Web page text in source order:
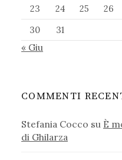
23
24 25 26
30
31
« Giu
COMMENTI
Stefania Cocco su È
di Ghilarza